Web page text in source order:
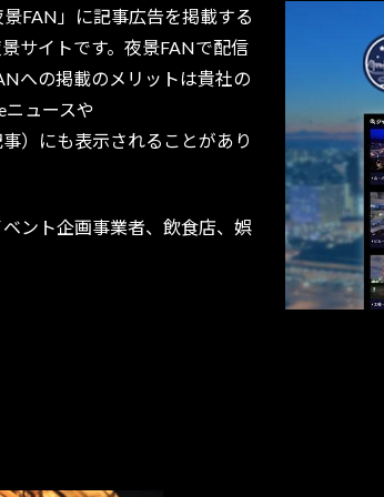
FAN」に記事広告を掲載する
サイトです。夜景FANで配信
への掲載のメリットは貴社の
ュースや
）にも表示されることがあり
ント企画事業者、飲食店、娯